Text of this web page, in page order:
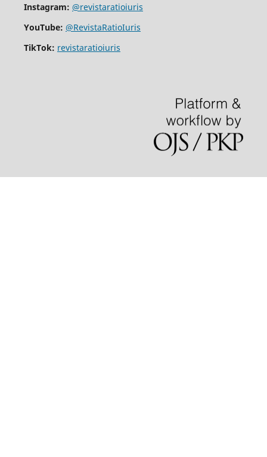
Instagram: @revistaratioiuris
YouTube: @RevistaRatioIuris
TikTok: revistaratioiuris